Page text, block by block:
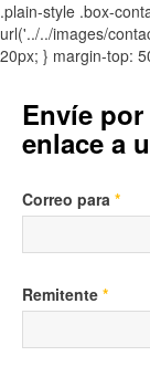
.plain-style .box-
url('../../images/
20px; } margin-top:
Envíe
enlace a
Correo para *
Remitente *